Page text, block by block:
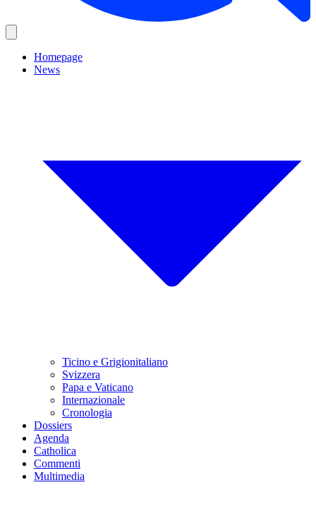
Homepage
News
Ticino e Grigionitaliano
Svizzera
Papa e Vaticano
Internazionale
Cronologia
Dossiers
Agenda
Catholica
Commenti
Multimedia